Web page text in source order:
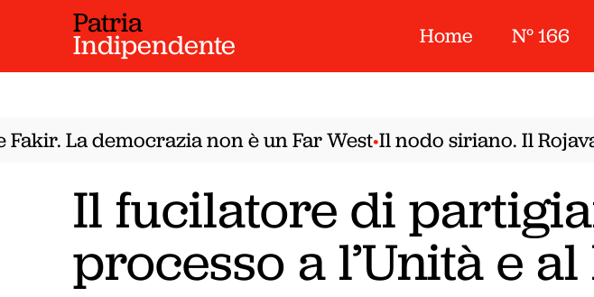
Patria
Indipendente Home N° 166
La democrazia non è un Far West•Il nodo siriano. Il Rojava
Il fucilatore di
processo a l’Unità e